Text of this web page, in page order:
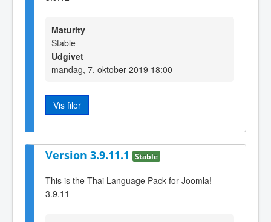
Maturity
Stable
Udgivet
mandag, 7. oktober 2019 18:00
Vis filer
Version 3.9.11.1 Stable
This is the Thai Language Pack for Joomla!
3.9.11